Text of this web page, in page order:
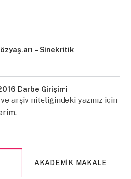
– Sinekritik
Darbe Girişimi
arşiv niteliğindeki yazınız için
AKADEMIK MAKALE